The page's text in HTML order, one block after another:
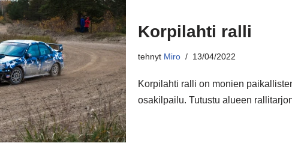
Korpilahti ralli
tehnyt Miro 13/04/2022
Korpilahti ralli on monien
osakilpailu. Tutustu alueen